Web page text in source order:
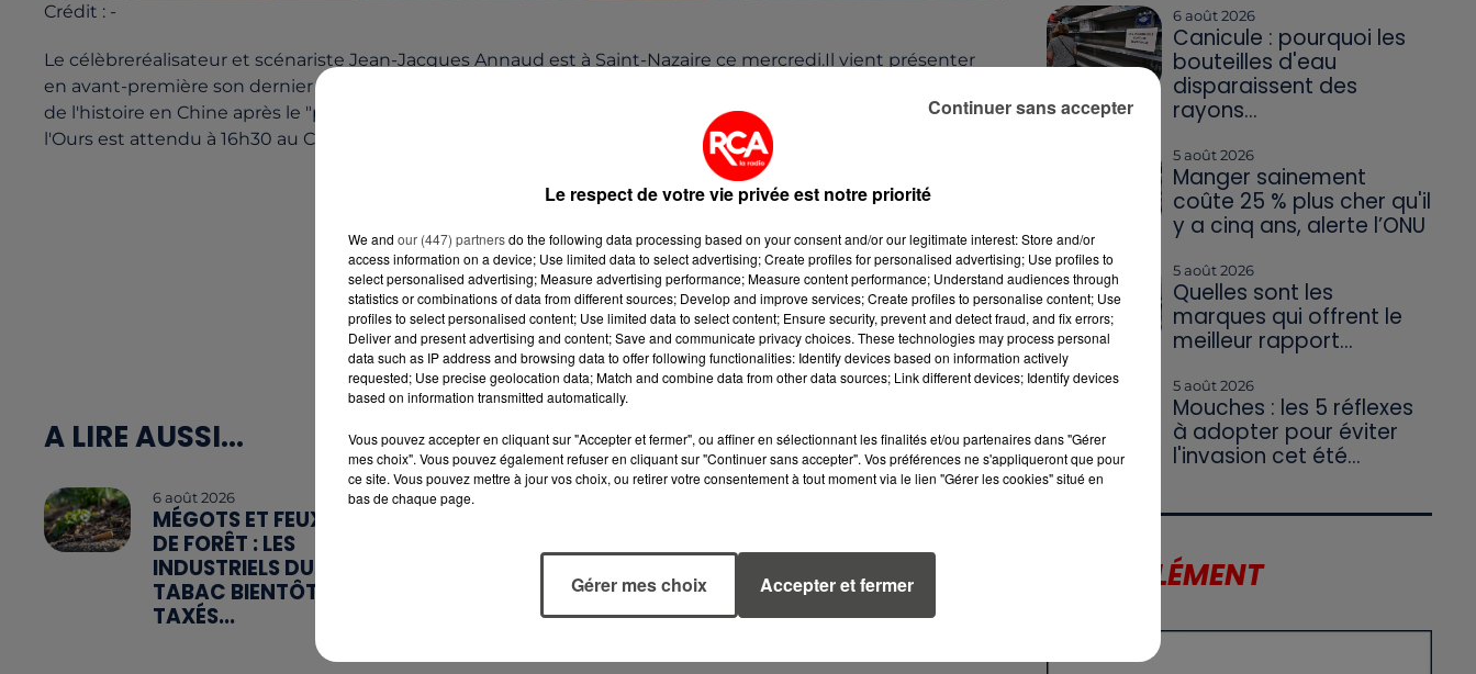
Crédit : -
Le célèbreréalisateur et scénariste Jean-Jacques Annaud est à Saint-Nazaire ce mercredi.Il vient présenter
en avant-première son dernier film, « Le dernierloup », adapté d'un best-seller chinois, le 2
de l'histoire en Chine après le "petit livre rouge" de Mao Zedong... Leréalisateur de l'Amant ou encore de
l'Ours est attendu à 16h30 au Cinéville deSaint-Nazaire. Plus d'infos
A LIRE AUSSI...
6 août 2026
MÉGOTS ET FEUX
DE FORÊT : LES
INDUSTRIELS DU
TABAC BIENTÔT
TAXÉS...
DISPARAISSENT
DES RAYONS...
CHER QU'IL Y A
CINQ ANS,
6 août 2026
Canicule : pourquoi les
bouteilles d'eau
disparaissent des
rayons...
5 août 2026
Manger sainement
coûte 25 % plus cher qu'il
y a cinq ans, alerte l’ONU
5 août 2026
Quelles sont les
marques qui offrent le
meilleur rapport...
5 août 2026
Mouches : les 5 réflexes
à adopter pour éviter
l'invasion cet été...
LE SUPPLÉMENT
Le respect de votre vie privée est notre priorité
We and our (447) partnersdo the following data processing based on your consent and/or our legitimate interest: Store and/or
access information on a device; Use limited data to select advertising; Create profiles for personalised advertising; Use profiles to
select personalised advertising; Measure advertising performance; Measure content performance; Understand audiences through
statistics or combinations of data from different sources; Develop and improve services; Create profiles to personalise content; Use
profiles to select personalised content; Use limited data to select content; Ensure security, prevent and detect fraud, and fix errors;
Deliver and present advertising and content; Save and communicate privacy choices. These technologies may process personal
data such as IP address and browsing data to offer following functionalities: Identify devices based on information actively
requested; Use precise geolocation data; Match and combine data from other data sources; Link different devices; Identify devices
based on information transmitted automatically.
Vous pouvez accepter en cliquant sur "Accepter et fermer", ou affiner en sélectionnant les finalités et/ou partenaires dans "Gérer
mes choix". Vous pouvez également refuser en cliquant sur "Continuer sans accepter". Vos préférences ne s'appliqueront que pour
ce site. Vous pouvez mettre à jour vos choix, ou retirer votre consentement à tout moment via le lien "Gérer les cookies" situé en
bas de chaque page.
Gérer mes choix Accepter et fermer
Continuer sans accepter